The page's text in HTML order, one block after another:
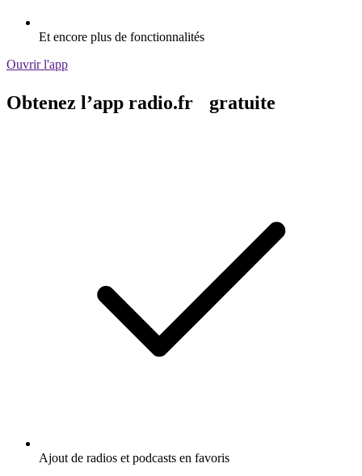
Et encore plus de fonctionnalités
Ouvrir l'app
Obtenez l’app radio.fr gratuite
Ajout de radios et podcasts en favoris